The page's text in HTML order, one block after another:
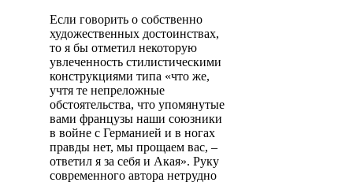
Если говорить о собственно
художественных достоинствах,
то я бы отметил некоторую
увлеченность стилистическими
конструкциями типа «что же,
учтя те непреложные
обстоятельства, что упомянутые
вами французы наши союзники
в войне с Германией и в ногах
правды нет, мы прощаем вас, –
ответил я за себя и Акая». Руку
современного автора нетрудно